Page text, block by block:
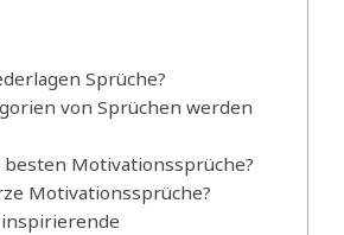
Sprüche?
von Sprüchen werden
besten Motivationssprüche?
Motivationssprüche?